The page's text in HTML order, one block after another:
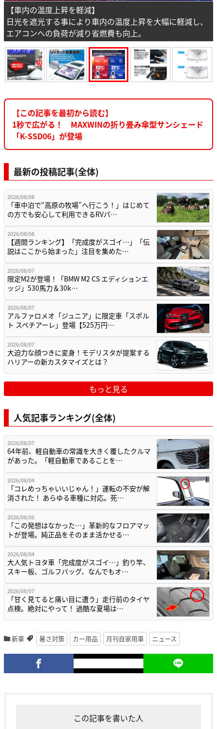
【車内の温度上昇を軽減】
日光を遮光する事により車内の温度上昇を大幅に軽減し、
エアコンへの負荷が減り省燃費も向上。
【この記事を最初から読む】
1秒で広がる！ MAXWINの折り畳み傘型サンシェード
「K-SSD06」が登場
最新の投稿記事(全体)
2026/08/08
「車中泊で“高原の牧場”へ行こう！」はじめて
の方でも安心して利用できるRVパ…
2026/08/08
【週間ランキング】「完成度がスゴイ…」「伝
説はここから始まった」注目を集めた…
2026/08/07
限定M2が登場！「BMW M2 CS エディションエ
ッジ」530馬力＆30k…
2026/08/07
アルファロメオ「ジュニア」に限定車「スポル
ト スペチアーレ」登場【525万円…
2026/08/07
大迫力な顔つきに変身！モデリスタが提案する
ハリアーの新カスタマイズとは？
もっと見る
人気記事ランキング(全体)
2026/08/07
64年前、軽自動車の常識を大きく覆したクルマ
があった。「軽自動車であることを…
2026/08/04
「コレめっちゃいいじゃん！」運転の不安が解
消された！ あらゆる車種に対応。死…
2026/08/06
「この発想はなかった…」革新的なフロアマッ
トが登場。純正品をそのまま活かせる…
2026/08/04
大人気トヨタ車「完成度がスゴイ…」釣り竿、
スキー板、ゴルフバッグ、なんでもオ…
2026/08/07
「甘く見てると痛い目に遭う」走行前のタイヤ
点検。絶対にやって！ 過酷な夏場は…
新車 暑さ対策 カー用品 月刊自家用車 ニュース
この記事を書いた人